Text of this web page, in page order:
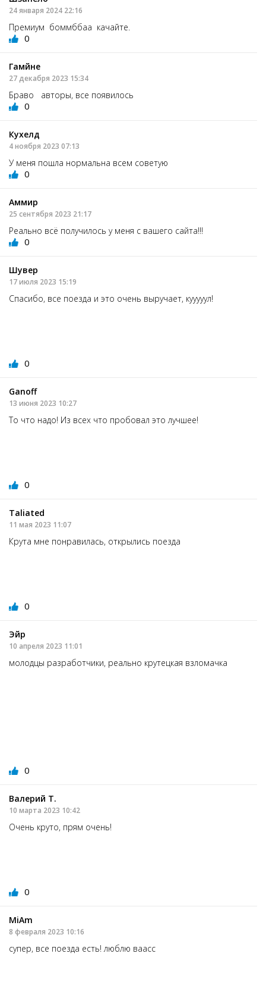
24 января 2024 22:16
Премиум боммббаа качайте.
0
Гамйне
27 декабря 2023 15:34
Браво авторы, все появилось
0
Кухелд
4 ноября 2023 07:13
У меня пошла нормальна всем советую
0
Аммир
25 сентября 2023 21:17
Реально всё получилось у меня с вашего сайта!!!
0
Шувер
17 июля 2023 15:19
Спасибо, все поезда и это очень выручает, кууууул!
0
Ganoff
13 июня 2023 10:27
То что надо! Из всех что пробовал это лучшее!
0
Taliated
11 мая 2023 11:07
Крута мне понравилась, открылись поезда
0
Эйр
10 апреля 2023 11:01
молодцы разработчики, реально крутецкая взломачка
0
Валерий Т.
10 марта 2023 10:42
Очень круто, прям очень!
0
MiAm
8 февраля 2023 10:16
супер, все поезда есть! люблю ваасс